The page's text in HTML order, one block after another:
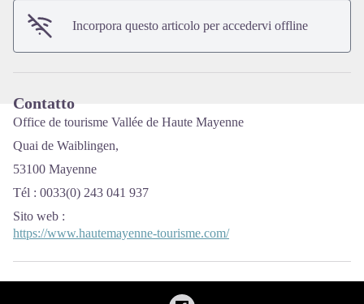
Incorpora questo articolo per accedervi offline
Contatto
Office de tourisme Vallée de Haute Mayenne
Quai de Waiblingen,
53100 Mayenne
Tél : 0033(0) 243 041 937
Sito web :
https://www.hautemayenne-tourisme.com/